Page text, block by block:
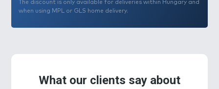
The discount is only available for deliveries within Hungary and
when using MPL or GLS home delivery.